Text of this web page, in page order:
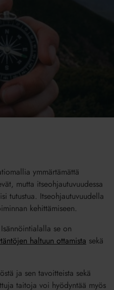
ymmärtämättä
mutta itseohjautuvuudessa
tutustua. Itseohjautuvuudella
kehittämiseen.
se on
haltuun ottamista sekä
ja sen tavoitteista sekä
taitoja voi hyödyntää myös